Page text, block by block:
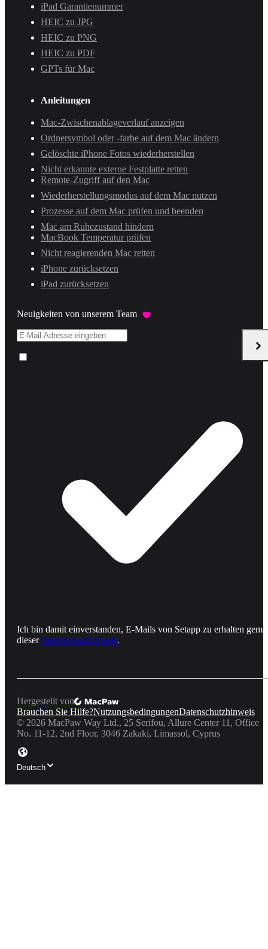
iPad Garantienummer
HEIC zu JPG
HEIC zu PNG
HEIC zu PDF
GPTs für Mac
Anleitungen
Mac-Zwischenablageverlauf anzeigen
Ordnersymbol oder -farbe auf dem Mac ändern
Gelöschte iPhone Fotos wiederherstellen
Nicht erkannte externe Festplatte retten
Remote-Zugriff auf den Mac
Wiederherstellungsmodus auf dem Mac nutzen
Prozesse auf dem Mac prüfen und beenden
Mac am Ruhezustand hindern
MacBook Temperatur prüfen
Nicht reagierenden Mac retten
iPhone zurücksetzen
iPad zurücksetzen
Neuigkeiten von unserem Team
Ich bin damit einverstanden, E-Mails von Setapp zu erhalten
dieser Datenschutzhinweis.
Hergestellt von
Brauchen Sie Hilfe?NutzungsbedingungenDatenschutzhinweis
© 2026 MacPaw Way Ltd., 25 Serifou, Allure Center 11, Office
No. 11-12, 2nd Floor, 3046 Zakaki, Limassol, Cyprus
Deutsch